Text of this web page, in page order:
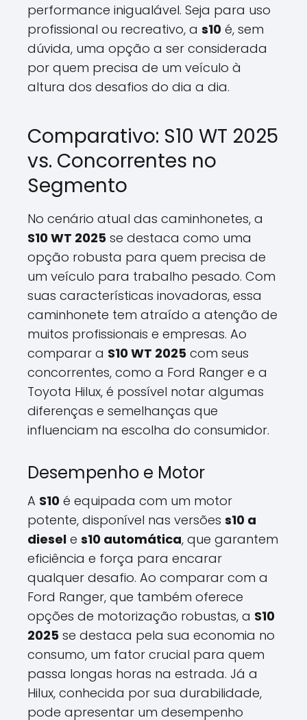
performance inigualável. Seja para uso
profissional ou recreativo, a s10 é, sem
dúvida, uma opção a ser considerada
por quem precisa de um veículo à
altura dos desafios do dia a dia.
Comparativo: S10 WT 2025
vs. Concorrentes no
Segmento
No cenário atual das caminhonetes, a
S10 WT 2025 se destaca como uma
opção robusta para quem precisa de
um veículo para trabalho pesado. Com
suas características inovadoras, essa
caminhonete tem atraído a atenção de
muitos profissionais e empresas. Ao
comparar a S10 WT 2025 com seus
concorrentes, como a Ford Ranger e a
Toyota Hilux, é possível notar algumas
diferenças e semelhanças que
influenciam na escolha do consumidor.
Desempenho e Motor
A S10 é equipada com um motor
potente, disponível nas versões s10 a
diesel e s10 automática, que garantem
eficiência e força para encarar
qualquer desafio. Ao comparar com a
Ford Ranger, que também oferece
opções de motorização robustas, a S10
2025 se destaca pela sua economia no
consumo, um fator crucial para quem
passa longas horas na estrada. Já a
Hilux, conhecida por sua durabilidade,
pode apresentar um desempenho